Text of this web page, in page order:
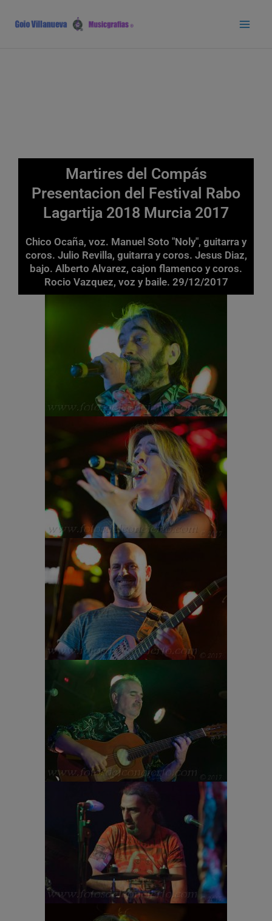
contenido
Martires del Compás
Presentacion del Festival Rabo
Lagartija 2018 Murcia 2017
Chico Ocaña, voz. Manuel Soto "Noly", guitarra y
coros. Julio Revilla, guitarra y coros. Jesus Diaz,
bajo. Alberto Alvarez, cajon flamenco y coros.
Rocio Vazquez, voz y baile. 29/12/2017